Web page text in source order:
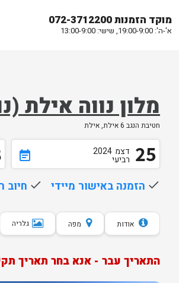
מוקד הזמנות 072-3712200
א'-ה': 19:00-9:00, שישי: 13:00-9:00
מלון נווה אילת
חטיבת הנגב 6 אילת, אילת
event_note 25 דצמ 2024
רביעי
done הזמנה באישור מיידי done חיוב
אודות מפה גלריה
התאריך עבר - אנא בחר תאריך